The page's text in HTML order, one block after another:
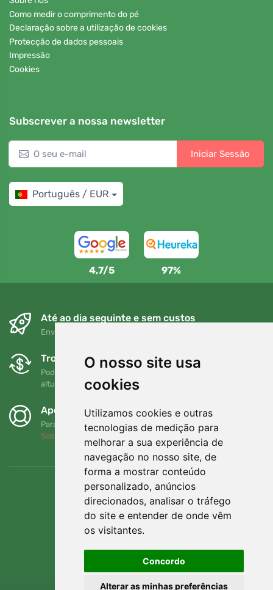
O nosso site usa
cookies
Utilizamos cookies e outras
tecnologias de medição para
melhorar a sua experiência de
navegação no nosso site, de
forma a mostrar conteúdo
personalizado, anúncios
direcionados, analisar o tráfego
do site e entender de onde vêm
os visitantes.
Concordo
Alterar as minhas preferências
Como medir o comprimento do pé
Declaração sobre a utilização de cookies
Protecção de dados pessoais
Impressão
Cookies
Subscrever a nossa newsletter
Iniciar Sessão
Português / EUR
4,7/5 97%
Até ao dia seguinte e sem custos
Envio gratuito para encomendas superiores a 80 EUR
Trocas e devoluções gratuitas
Pode devolver ou trocar a sua encomenda em qualquer
altura no prazo de 90 dias
Apoiamos a Trees.org
Para cada encomenda plantamos uma árvore! Leia mais
Sobre nós